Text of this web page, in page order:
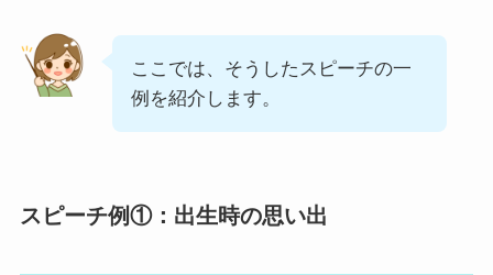
ここでは、そうしたスピーチの一
例を紹介します。
スピーチ例①：出生時の思い出